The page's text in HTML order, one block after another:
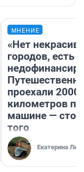
МНЕНИЕ
«Нет
городов, есть
проехали 2000
километров по
машине —
того
Екатерина